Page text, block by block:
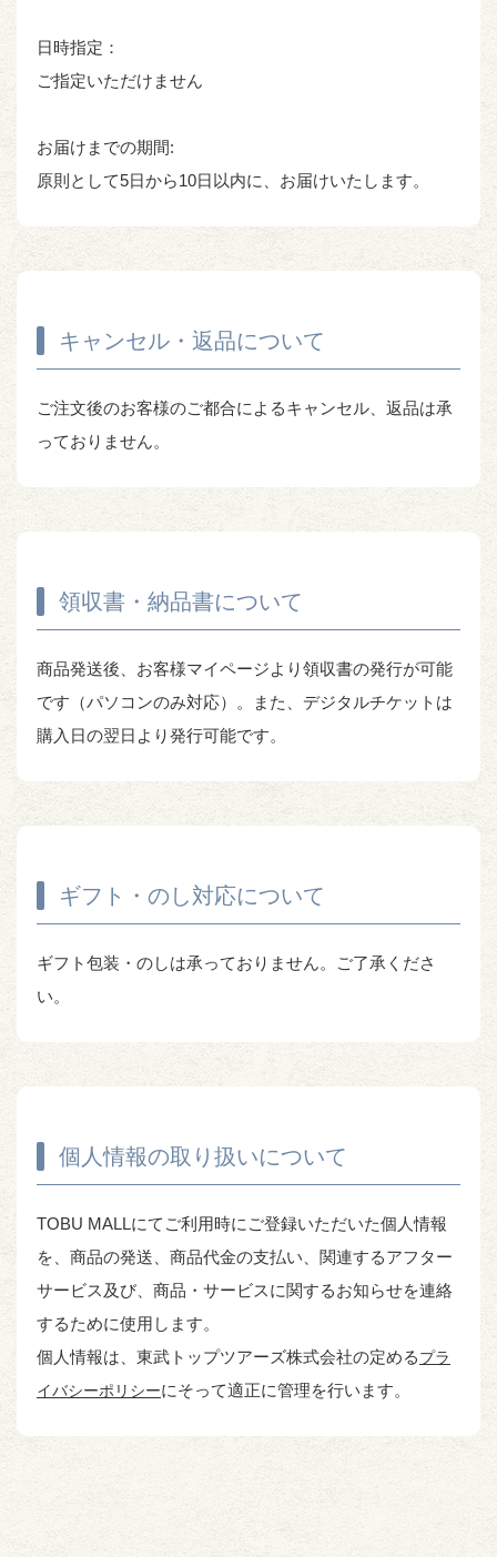
日時指定：
ご指定いただけません
お届けまでの期間:
原則として5日から10日以内に、お届けいたします。
キャンセル・返品について
ご注文後のお客様のご都合によるキャンセル、返品は承
っておりません。
領収書・納品書について
商品発送後、お客様マイページより領収書の発行が可能
です（パソコンのみ対応）。また、デジタルチケットは
購入日の翌日より発行可能です。
ギフト・のし対応について
ギフト包装・のしは承っておりません。ご了承くださ
い。
個人情報の取り扱いについて
TOBU MALLにてご利用時にご登録いただいた個人情報
を、商品の発送、商品代金の支払い、関連するアフター
サービス及び、商品・サービスに関するお知らせを連絡
するために使用します。
個人情報は、東武トップツアーズ株式会社の定めるプラ
イバシーポリシーにそって適正に管理を行います。